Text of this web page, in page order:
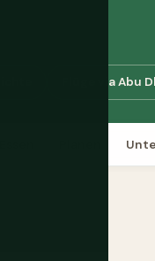
Flüge via Abu